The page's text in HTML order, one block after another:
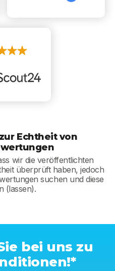
Echtheit von
wir die veröffentlichten
überprüft haben, jedoch
suchen und diese
(lassen).
bei uns zu